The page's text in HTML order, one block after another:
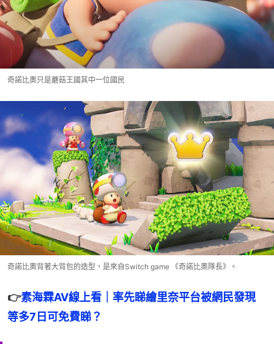
奇諾比奧只是蘑菇王國其中一位國民
奇諾比奧背著大背包的造型，是來自Switch game 《奇諾比奧隊長》。
👉素海霖AV線上看｜率先睇繪里奈平台被網民發現
等多7日可免費睇？